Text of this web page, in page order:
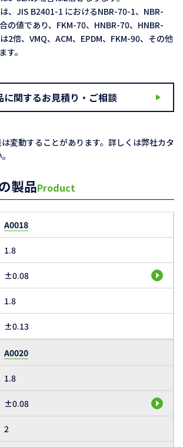
、JIS B2401-1 におけるNBR-70-1、NBR-
の値であり、FKM-70、HNBR-70、HNBR-
2倍、VMQ、ACM、EPDM、FKM-90、その他
す。
に関するお見積り・ご相談
変動することがあります。詳しくは弊社カタ
製品Product
A0018
1.8
±0.08
1.8
±0.13
A0020
1.8
±0.08
2